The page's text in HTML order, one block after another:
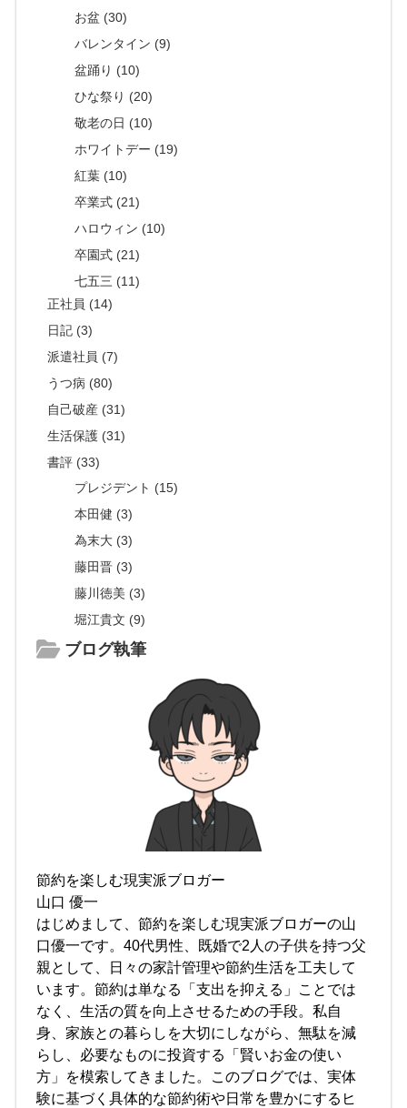
お盆 (30)
バレンタイン (9)
盆踊り (10)
ひな祭り (20)
敬老の日 (10)
ホワイトデー (19)
紅葉 (10)
卒業式 (21)
ハロウィン (10)
卒園式 (21)
七五三 (11)
正社員 (14)
日記 (3)
派遣社員 (7)
うつ病 (80)
自己破産 (31)
生活保護 (31)
書評 (33)
プレジデント (15)
本田健 (3)
為末大 (3)
藤田晋 (3)
藤川徳美 (3)
堀江貴文 (9)
ブログ執筆
節約を楽しむ現実派ブロガー
山口 優一
はじめまして、節約を楽しむ現実派ブロガーの山
口優一です。40代男性、既婚で2人の子供を持つ父
親として、日々の家計管理や節約生活を工夫して
います。節約は単なる「支出を抑える」ことでは
なく、生活の質を向上させるための手段。私自
身、家族との暮らしを大切にしながら、無駄を減
らし、必要なものに投資する「賢いお金の使い
方」を模索してきました。このブログでは、実体
験に基づく具体的な節約術や日常を豊かにするヒ